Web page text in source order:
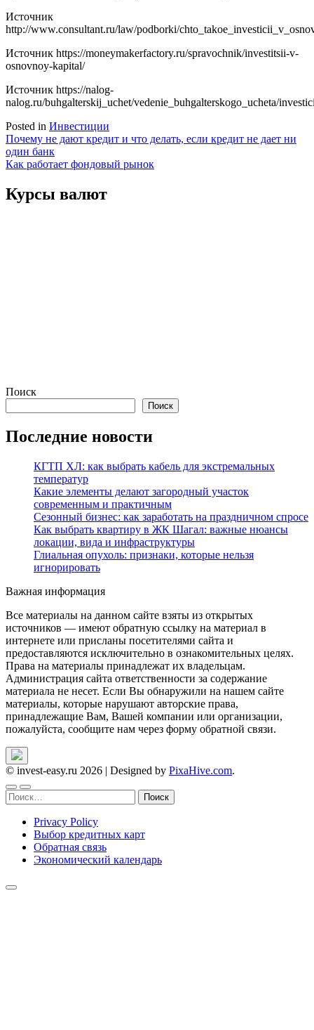
Источник
http://www.consultant.ru/law/podborki/
Источник https://moneymakerfactory.ru/spravochnik/investitsii-v-
osnovnoy-kapital/
Источник https://nalog-
nalog.ru/buhgalterskij_uchet/vedenie_buhgalterskogo_ucheta/
Posted in Инвестиции
Навигация
по
Почему не дают кредит и что делать, если кредит не дает ни
один банк
Как работает фондовый рынок
Курсы валют
Поиск
Поиск
Последние новости
КГТП ХЛ: как выбрать кабель для экстремальных
температур
Какие элементы делают загородный участок
современным и практичным
Сезонный бизнес: как заработать на праздничном спросе
Как выбрать квартиру в ЖК Шагал: важные нюансы
локации, вида и инфраструктуры
Глиальная опухоль: признаки, которые нельзя
игнорировать
Важная информация
Все материалы на данном сайте взяты из открытых
источников — имеют обратную ссылку на материал в
интернете или присланы посетителями сайта и
предоставляются исключительно в ознакомительных целях.
Права на материалы принадлежат их владельцам.
Администрация сайта ответственности за содержание
материала не несет. Если Вы обнаружили на нашем сайте
материалы, которые нарушают авторские права,
принадлежащие Вам, Вашей компании или организации,
пожалуйста, сообщите нам через форму обратной связи.
© invest-easy.ru 2026 | Designed by PixaHive.com.
Найти:
Privacy Policy
Выбор кредитных карт
Обратная связь
Экономический календарь